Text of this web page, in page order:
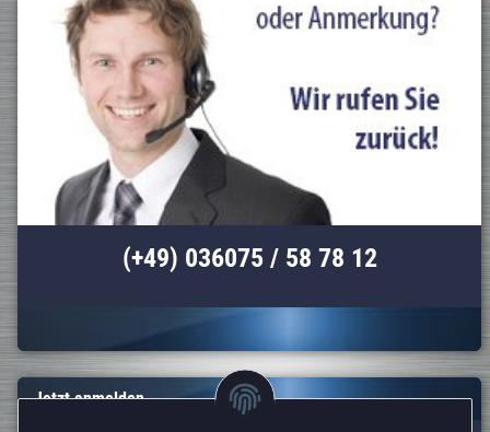
(+49) 036075 / 58 78 12
Jetzt anmelden